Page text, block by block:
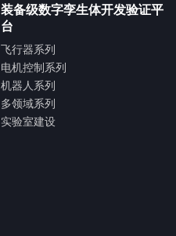
装备级数字孪生体开发验证平
台
飞行器系列
电机控制系列
机器人系列
多领域系列
实验室建设